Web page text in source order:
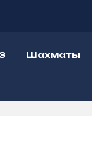
Шахматы